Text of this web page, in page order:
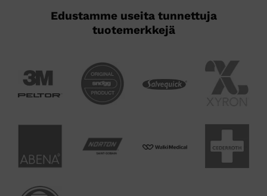
Edustamme useita tunnettuja
tuotemerkkejä